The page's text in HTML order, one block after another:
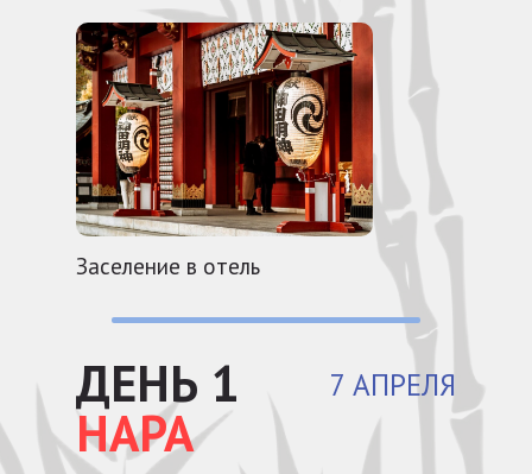
ДЕНЬ 1
НАРА
7 АПРЕЛЯ
Заселение в отель